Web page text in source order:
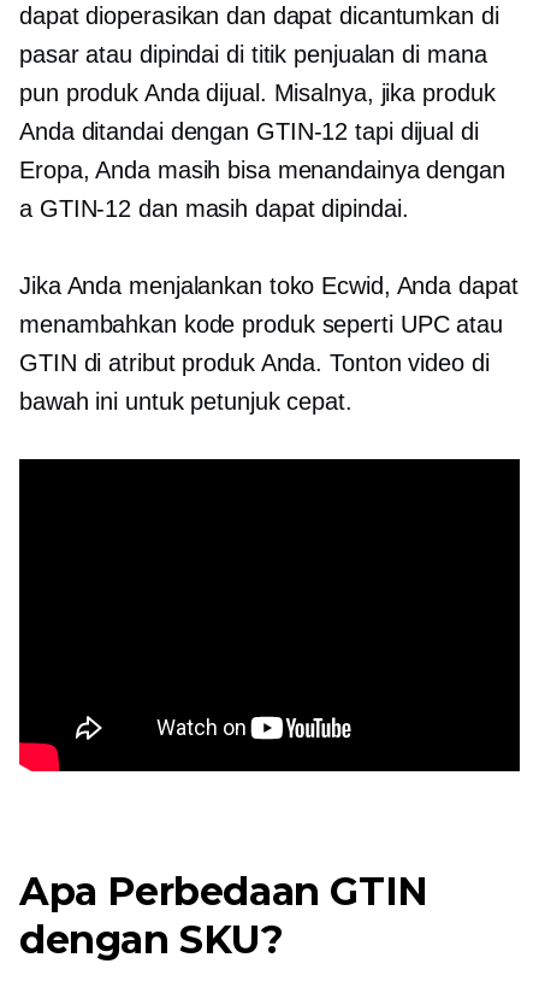
dapat dioperasikan dan dapat dicantumkan di
pasar atau dipindai di titik penjualan di mana
pun produk Anda dijual. Misalnya, jika produk
Anda ditandai dengan GTIN-12 tapi dijual di
Eropa, Anda masih bisa menandainya dengan
a GTIN-12 dan masih dapat dipindai.
Jika Anda menjalankan toko Ecwid, Anda dapat
menambahkan kode produk seperti UPC atau
GTIN di atribut produk Anda. Tonton video di
bawah ini untuk petunjuk cepat.
Apa Perbedaan GTIN
dengan SKU?